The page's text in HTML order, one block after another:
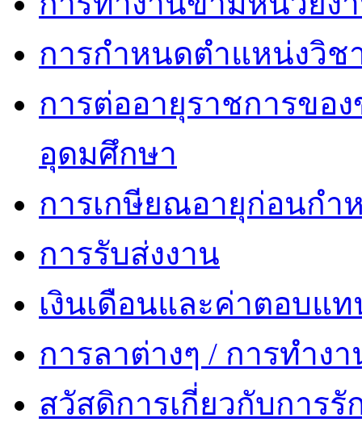
การกำหนดตำแหน่งวิช
การต่ออายุราชการขอ
อุดมศึกษา
การเกษียณอายุก่อนกำ
การรับส่งงาน
เงินเดือนและค่าตอบแ
การลาต่างๆ / การทำงา
สวัสดิการเกี่ยวกับการ